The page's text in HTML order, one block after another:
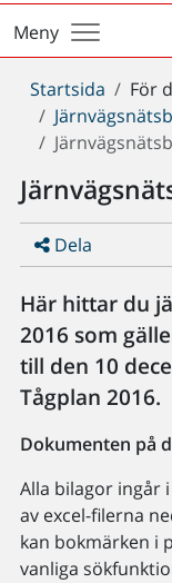
Meny
Du
är
här:
Startsida För
Dela
Här hittar du
2016 som
till den 10
Tågplan 2016.
Dokumenten på
Alla bilagor ingår
av excel-filerna
kan bokmärken i
vanliga